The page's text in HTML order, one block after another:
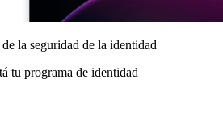
la seguridad de la identidad
tu programa de identidad